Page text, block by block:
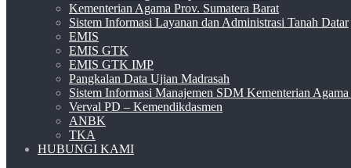
Kementerian Agama Prov. Sumatera Barat
Sistem Informasi Layanan dan Administrasi Tanah Datar
EMIS
EMIS GTK
EMIS GTK IMP
Pangkalan Data Ujian Madrasah
Sistem Informasi Manajemen SDM Kementerian
Verval PD – Kemendikdasmen
ANBK
TKA
HUBUNGI KAMI